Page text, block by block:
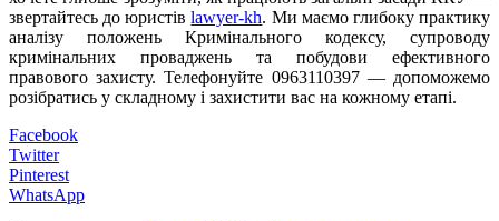
звертайтесь до юристівlawyer-kh. Ми маємо глибоку практику
аналізу положень Кримінального кодексу, супроводу
кримінальних проваджень та побудови ефективного
правового захисту. Телефонуйте 0963110397 — допоможемо
розібратись у складному і захистити вас на кожному етапі.
Facebook
Twitter
Pinterest
WhatsApp